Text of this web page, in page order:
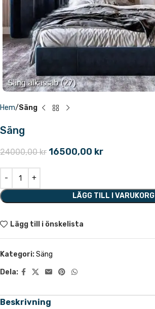
Hem Säng
Säng
24000,00kr 16500,00 kr
LÄGG TILL I VARUKORG
Lägg till i önskelista
Kategori:Säng
Dela:
Beskrivning